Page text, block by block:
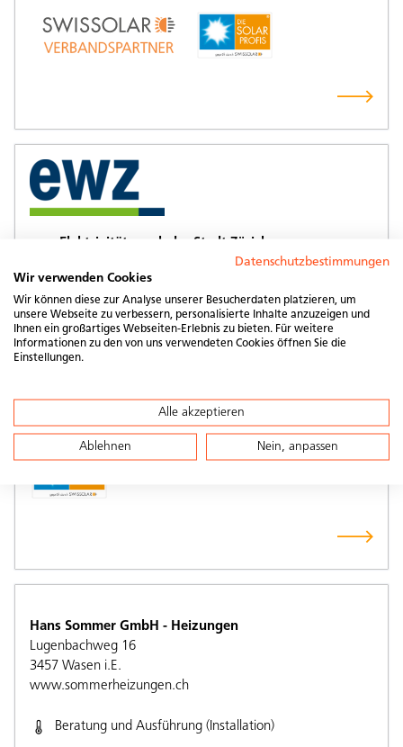
ewz Elektrizitätswerk der Stadt Zürich
8001 Zürich
www.ewz.ch
Unabhängige Beratung und Planung
Unabhängige Beratung und Planung
Hans Sommer GmbH - Heizungen
Lugenbachweg 16
3457 Wasen i.E.
www.sommerheizungen.ch
Beratung und Ausführung (Installation)
Datenschutzbestimmungen
Wir verwenden Cookies
Wir können diese zur Analyse unserer Besucherdaten platzieren, um
unsere Webseite zu verbessern, personalisierte Inhalte anzuzeigen und
Ihnen ein großartiges Webseiten-Erlebnis zu bieten. Für weitere
Informationen zu den von uns verwendeten Cookies öffnen Sie die
Einstellungen.
Alle akzeptieren
Ablehnen Nein, anpassen